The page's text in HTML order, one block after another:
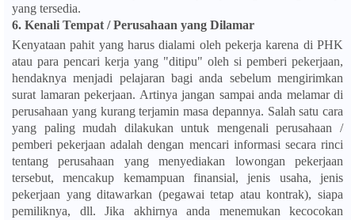
yang tersedia.
6. Kenali Tempat / Perusahaan yang Dilamar
Kenyataan pahit yang harus dialami oleh pekerja karena di PHK
atau para pencari kerja yang "ditipu" oleh si pemberi pekerjaan,
hendaknya menjadi pelajaran bagi anda sebelum mengirimkan
surat lamaran pekerjaan. Artinya jangan sampai anda melamar di
perusahaan yang kurang terjamin masa depannya. Salah satu cara
yang paling mudah dilakukan untuk mengenali perusahaan /
pemberi pekerjaan adalah dengan mencari informasi secara rinci
tentang perusahaan yang menyediakan lowongan pekerjaan
tersebut, mencakup kemampuan finansial, jenis usaha, jenis
pekerjaan yang ditawarkan (pegawai tetap atau kontrak), siapa
pemiliknya, dll. Jika akhirnya anda menemukan kecocokan